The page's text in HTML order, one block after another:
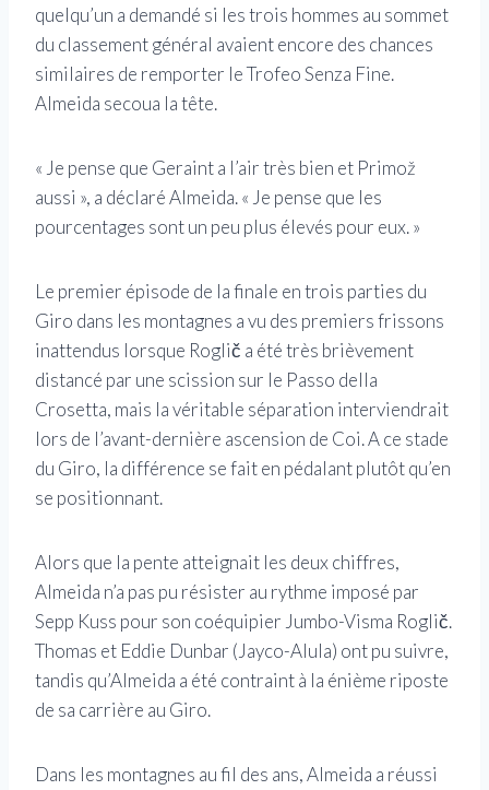
quelqu’un a demandé si les trois hommes au sommet
du classement général avaient encore des chances
similaires de remporter le Trofeo Senza Fine.
Almeida secoua la tête.
« Je pense que Geraint a l’air très bien et Primož
aussi », a déclaré Almeida. « Je pense que les
pourcentages sont un peu plus élevés pour eux. »
Le premier épisode de la finale en trois parties du
Giro dans les montagnes a vu des premiers frissons
inattendus lorsque Roglič a été très brièvement
distancé par une scission sur le Passo della
Crosetta, mais la véritable séparation interviendrait
lors de l’avant-dernière ascension de Coi. A ce stade
du Giro, la différence se fait en pédalant plutôt qu’en
se positionnant.
Alors que la pente atteignait les deux chiffres,
Almeida n’a pas pu résister au rythme imposé par
Sepp Kuss pour son coéquipier Jumbo-Visma Roglič.
Thomas et Eddie Dunbar (Jayco-Alula) ont pu suivre,
tandis qu’Almeida a été contraint à la énième riposte
de sa carrière au Giro.
Dans les montagnes au fil des ans, Almeida a réussi